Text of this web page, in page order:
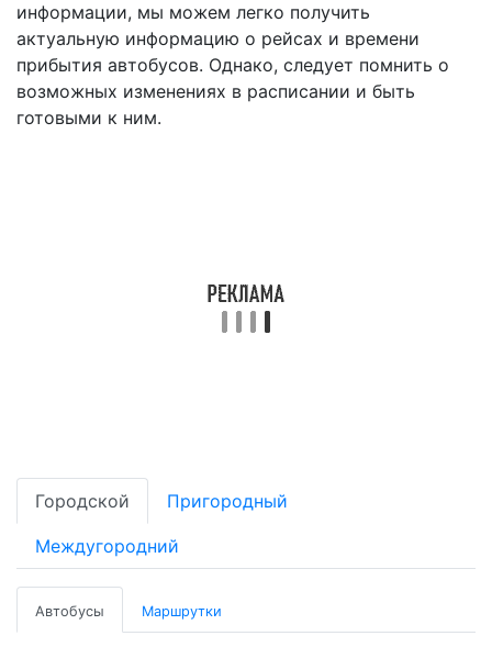
информации, мы можем легко получить
актуальную информацию о рейсах и времени
прибытия автобусов. Однако, следует помнить о
возможных изменениях в расписании и быть
готовыми к ним.
Городской Пригородный
Междугородний
Автобусы Маршрутки